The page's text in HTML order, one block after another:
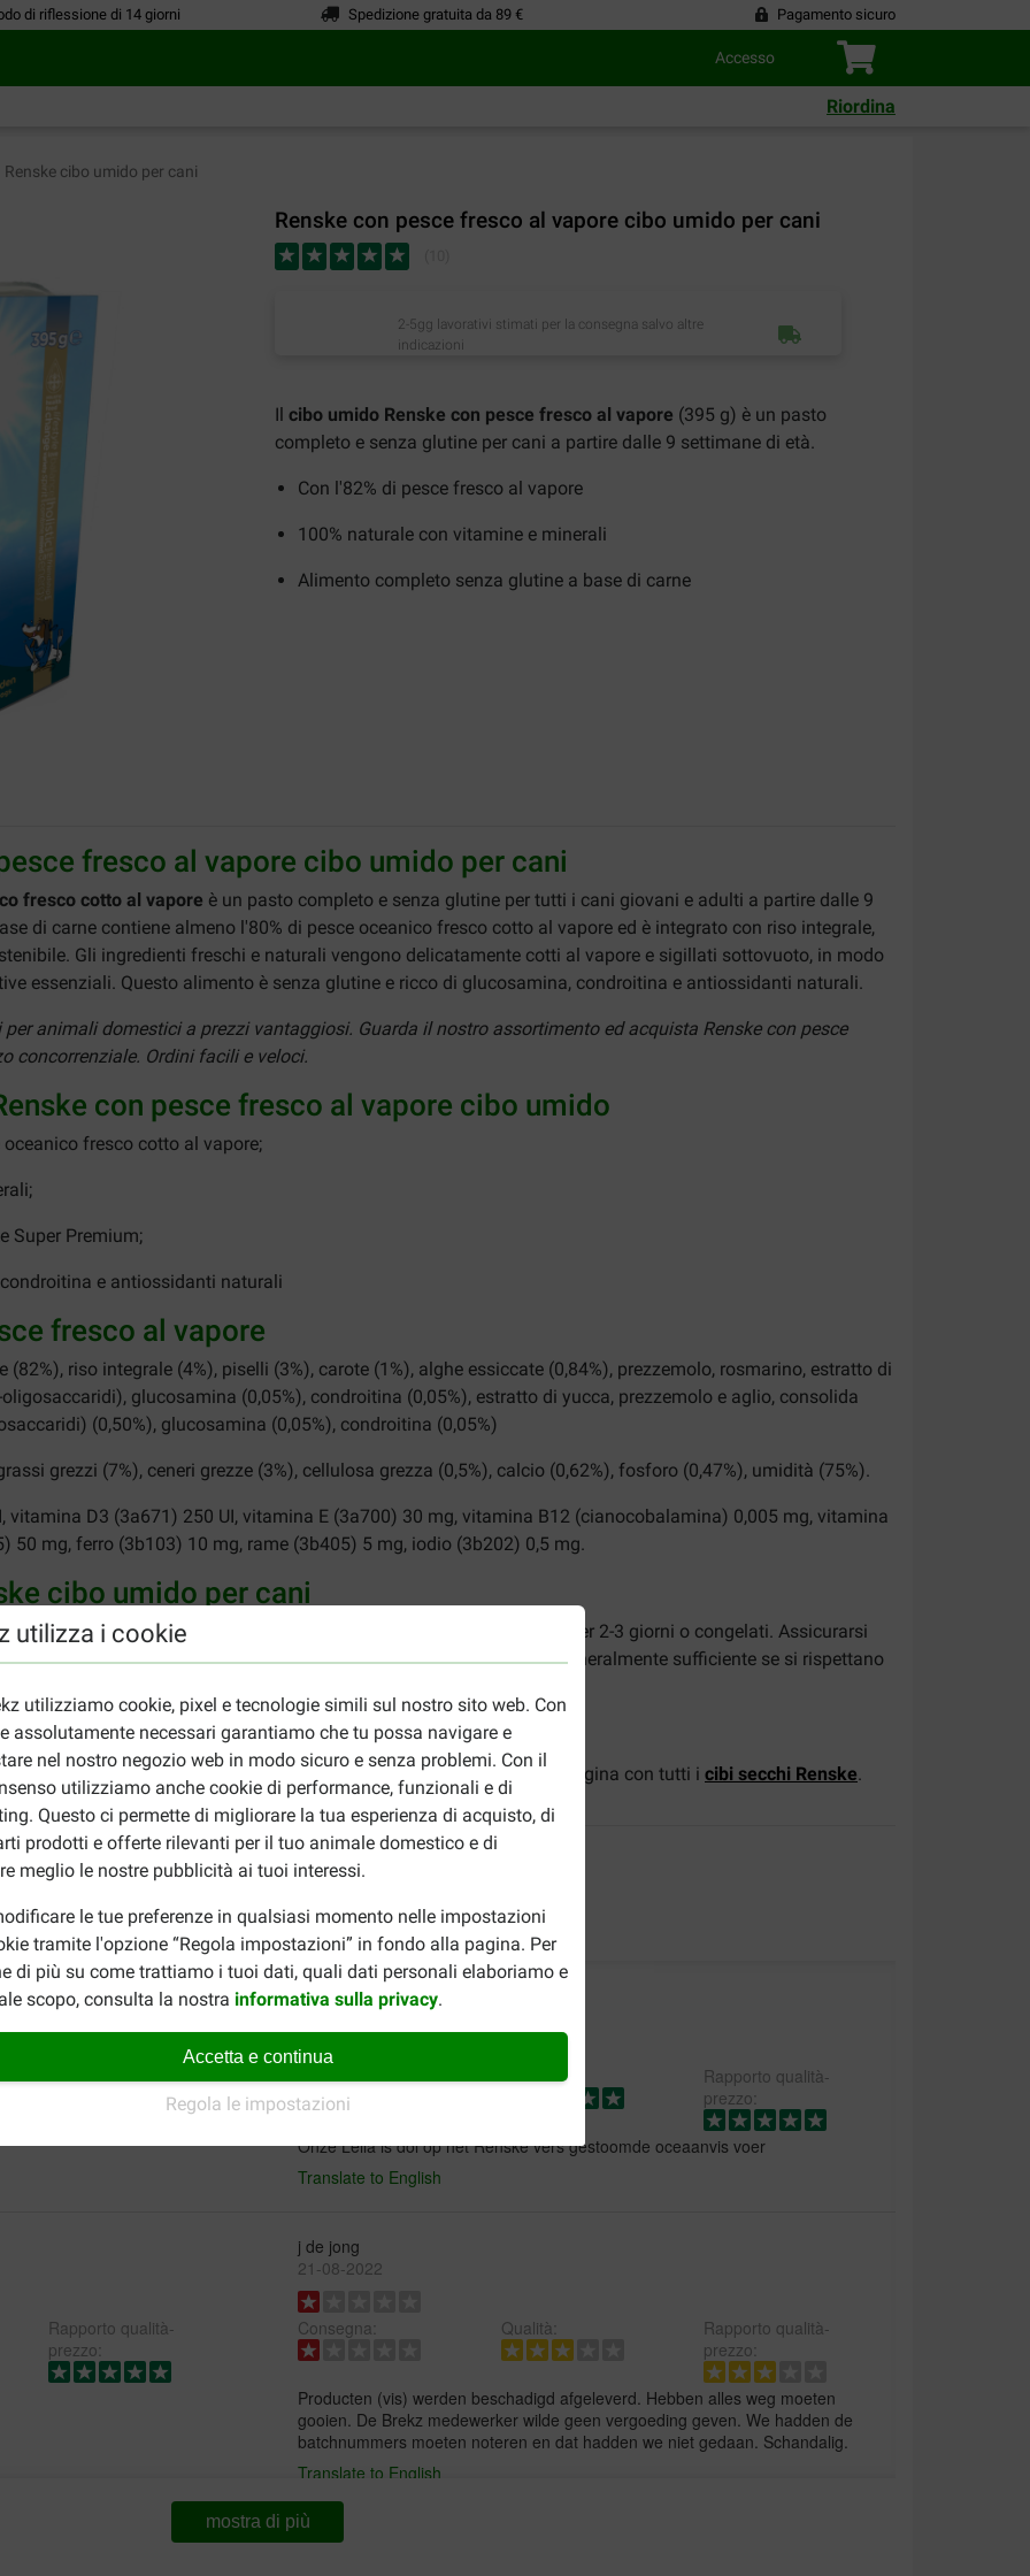
di riflessione di 14 giorni Spedizione gratuita da 89 € Pagamento sicuro
Accesso
Riordina
utilizza i cookie
utilizziamo cookie, pixel e tecnologie simili sul nostro sito web. Con
assolutamente necessari garantiamo che tu possa navigare e
nel nostro negozio web in modo sicuro e senza problemi. Con il
utilizziamo anche cookie di performance, funzionali e di
Questo ci permette di migliorare la tua esperienza di acquisto, di
prodotti e offerte rilevanti per il tuo animale domestico e di
meglio le nostre pubblicità ai tuoi interessi.
le tue preferenze in qualsiasi momento nelle impostazioni
tramite l'opzione “Regola impostazioni” in fondo alla pagina. Per
di più su come trattiamo i tuoi dati, quali dati personali elaboriamo e
scopo, consulta la nostra informativa sulla privacy.
Accetta e continua
Regola le impostazioni
Renske cibo umido per cani
Renske con pesce fresco al vapore cibo umido per cani
2-5gg lavorativi stimati per la consegna salvo altre
indicazioni
Il cibo umido Renske con pesce fresco al vapore (395 g) è un pasto
completo e senza glutine per cani a partire dalle 9 settimane di età.
Con l'82% di pesce fresco al vapore
100% naturale con vitamine e minerali
Alimento completo senza glutine a base di carne
fresco al vapore cibo umido per cani
fresco cotto al vapore è un pasto completo e senza glutine per tutti i cani giovani e adulti a partire dalle 9
di carne contiene almeno l'80% di pesce oceanico fresco cotto al vapore ed è integrato con riso integrale,
Gli ingredienti freschi e naturali vengono delicatamente cotti al vapore e sigillati sottovuoto, in modo
essenziali. Questo alimento è senza glutine e ricco di glucosamina, condroitina e antiossidanti naturali.
animali domestici a prezzi vantaggiosi. Guarda il nostro assortimento ed acquista Renske con pesce
concorrenziale. Ordini facili e veloci.
con pesce fresco al vapore cibo umido
fresco cotto al vapore;
Super Premium;
e antiossidanti naturali
fresco al vapore
(82%), riso integrale (4%), piselli (3%), carote (1%), alghe essiccate (0,84%), prezzemolo, rosmarino, estratto di
glucosamina (0,05%), condroitina (0,05%), estratto di yucca, prezzemolo e aglio, consolida
(0,50%), glucosamina (0,05%), condroitina (0,05%)
grezzi (7%), ceneri grezze (3%), cellulosa grezza (0,5%), calcio (0,62%), fosforo (0,47%), umidità (75%).
vitamina D3 (3a671) 250 UI, vitamina E (3a700) 30 mg, vitamina B12 (cianocobalamina) 0,005 mg, vitamina
50 mg, ferro (3b103) 10 mg, rame (3b405) 5 mg, iodio (3b202) 0,5 mg.
cibo umido per cani
almeno 2 pasti. Gli avanzi possono essere conservati in frigorifero per 2-3 giorni o congelati. Assicurarsi
al cibo. La data di scadenza è indicata sulla confezione ed è generalmente sufficiente se si rispettano
per scoprire tutte le sue deliziose varianti! Dai un'occhiata anche alla pagina con tutti i cibi secchi Renske.
Jeanne Cox-Beckers
15-04-2024
Consegna: Qualità:
Rapporto qualità-
prezzo:
Onze Leila is dol op het Renske vers gestoomde oceaanvis voer
Translate to English
Rapporto qualità-
prezzo:
j de jong
21-08-2022
Consegna: Qualità:
Rapporto qualità-
prezzo:
Producten (vis) werden beschadigd afgeleverd. Hebben alles weg moeten
gooien. De Brekz medewerker wilde geen vergoeding geven. We hadden de
batchnummers moeten noteren en dat hadden we niet gedaan. Schandalig.
Translate to English
Marion Teuben
mostra di più